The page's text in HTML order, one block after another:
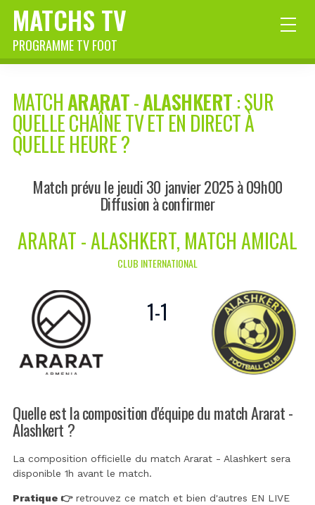
MATCHS TV
PROGRAMME TV FOOT
MATCHARARAT-ALASHKERT: SUR
QUELLE CHAÎNE TV ET EN DIRECT À
QUELLE HEURE ?
Match prévu le jeudi 30 janvier 2025 à 09h00
Diffusion à confirmer
ARARAT - ALASHKERT, MATCH AMICAL
CLUB INTERNATIONAL
1-1
Quelle est la composition d'équipe du match Ararat -
Alashkert ?
La composition officielle du match Ararat - Alashkert sera
disponible 1h avant le match.
Pratique 👉retrouvez ce match et bien d'autres EN LIVE